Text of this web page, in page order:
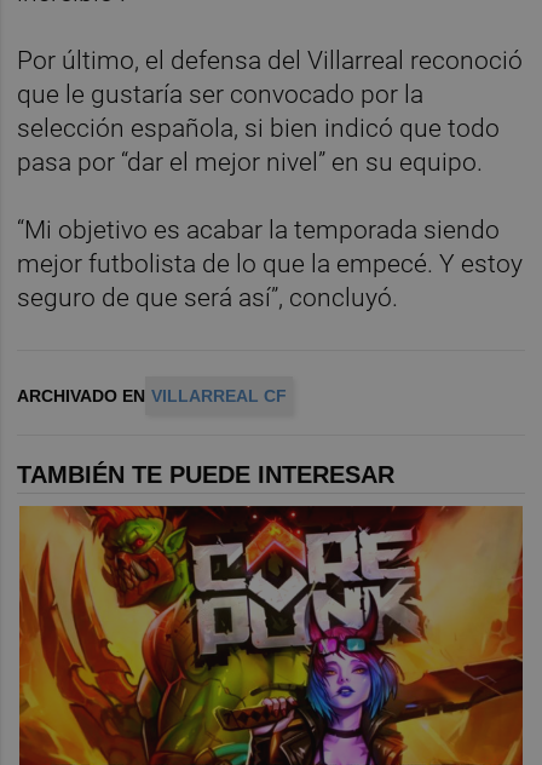
Por último, el defensa del Villarreal reconoció
que le gustaría ser convocado por la
selección española, si bien indicó que todo
pasa por “dar el mejor nivel” en su equipo.
“Mi objetivo es acabar la temporada siendo
mejor futbolista de lo que la empecé. Y estoy
seguro de que será así”, concluyó.
ARCHIVADO EN VILLARREAL CF
TAMBIÉN TE PUEDE INTERESAR